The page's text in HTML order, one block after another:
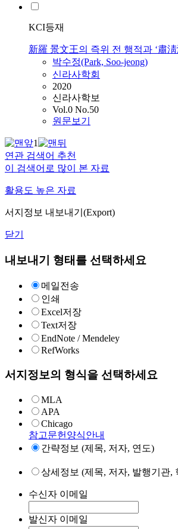
KCI등재
新羅 景文王의 즉위 전 행적과 ‘肅淸
박수정(Park, Soo-jeong)
신라사학회
2020
신라사학보
Vol.0 No.50
원문보기
1
연관 검색어 추천
이 검색어로 많이 본 자료
활용도 높은 자료
서지정보 내보내기(Export)
닫기
내보내기 형태를 선택하세요
메일전송
인쇄
Excel저장
Text저장
EndNote / Mendeley
RefWorks
서지정보의 형식을 선택하세요
MLA
APA
Chicago
참고문헌양식안내
간략정보 (제목, 저자, 연도)
상세정보 (제목, 저자, 발행기관,
수신자 이메일
발신자 이메일